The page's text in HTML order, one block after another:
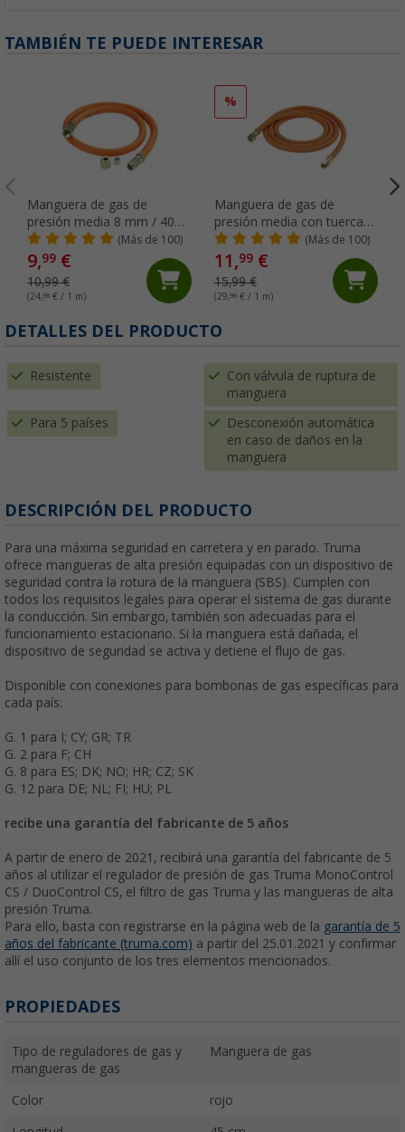
TAMBIÉN TE PUEDE INTERESAR
Manguera de gas de
presión media 8 mm / 40
cm GOK
(Más de 100)
9,99 €
10,99 €
(24,98 € / 1 m)
%
Manguera de gas de
presión media con tuerca
de unión G1 1/4” en ambos
lados PS 10 bar 6,3 x 3,5 x
40 cm GOK
(Más de 100)
11,99€
15,99 €
(29,98€ / 1 m)
DETALLES DEL PRODUCTO
Resistente
Con válvula de ruptura de
manguera
Para 5 países
Desconexión automática
en caso de daños en la
manguera
DESCRIPCIÓN DEL PRODUCTO
Para una máxima seguridad en carretera y en parado. Truma
ofrece mangueras de alta presión equipadas con un dispositivo de
seguridad contra la rotura de la manguera (SBS). Cumplen con
todos los requisitos legales para operar el sistema de gas durante
la conducción. Sin embargo, también son adecuadas para el
funcionamiento estacionario. Si la manguera está dañada, el
dispositivo de seguridad se activa y detiene el flujo de gas.
Disponible con conexiones para bombonas de gas específicas para
cada país:
G. 1 para I; CY; GR; TR
G. 2 para F; CH
G. 8 para ES; DK; NO; HR; CZ; SK
G. 12 para DE; NL; FI; HU; PL
recibe una garantía del fabricante de 5 años
A partir de enero de 2021, recibirá una garantía del fabricante de 5
años al utilizar el regulador de presión de gas Truma MonoControl
CS / DuoControl CS, el filtro de gas Truma y las mangueras de alta
presión Truma.
Para ello, basta con registrarse en la página web de la garantía de 5
años del fabricante (truma.com) a partir del 25.01.2021 y confirmar
allí el uso conjunto de los tres elementos mencionados.
PROPIEDADES
Tipo de reguladores de gas y
mangueras de gas
Manguera de gas
Color rojo